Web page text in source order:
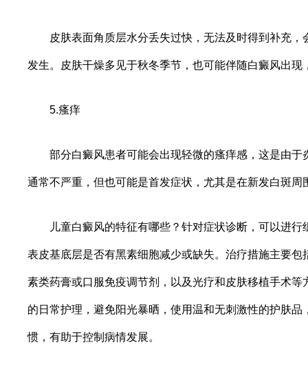
皮肤表面角质层水分丢失过快，无法及时得到补充，
发生。皮肤干燥多见于秋冬季节，也可能伴随白癜风出现
5.瘙痒
部分白癜风患者可能会出现轻微的瘙痒感，这是由于
通常不严重，但也可能是首发症状，尤其是在新发白斑周
儿童白癜风的特征有哪些？针对症状诊断，可以进行
表皮基底层是否有黑素细胞减少或缺失。治疗措施主要包
素类药膏或口服免疫调节剂，以及光疗和皮肤移植手术等
的日常护理，避免阳光暴晒，使用温和无刺激性的护肤品
惯，有助于控制病情发展。